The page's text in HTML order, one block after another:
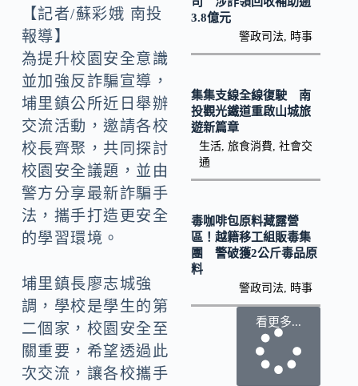
【記者/蘇彩娥 南投
報導】
為提升校園安全意識
並加強反詐騙宣導，
埔里鎮公所近日舉辦
交流活動，邀請各校
校長齊聚，共同探討
校園安全議題，並由
警方分享最新詐騙手
法，攜手打造更安全
的學習環境。
埔里鎮長廖志城強
調，學校是學生的第
二個家，校園安全至
關重要，希望透過此
次交流，讓各校攜手
3.8億元
警政司法 時事
集集支線全線復駛 南
投觀光鐵道重啟山城旅
遊新篇章
生活, 旅食消費 社會交
通
毒咖啡包原料藏露營
區！越籍移工組販毒集
團 警破獲2公斤毒品原
料
警政司法 時事
看更多...